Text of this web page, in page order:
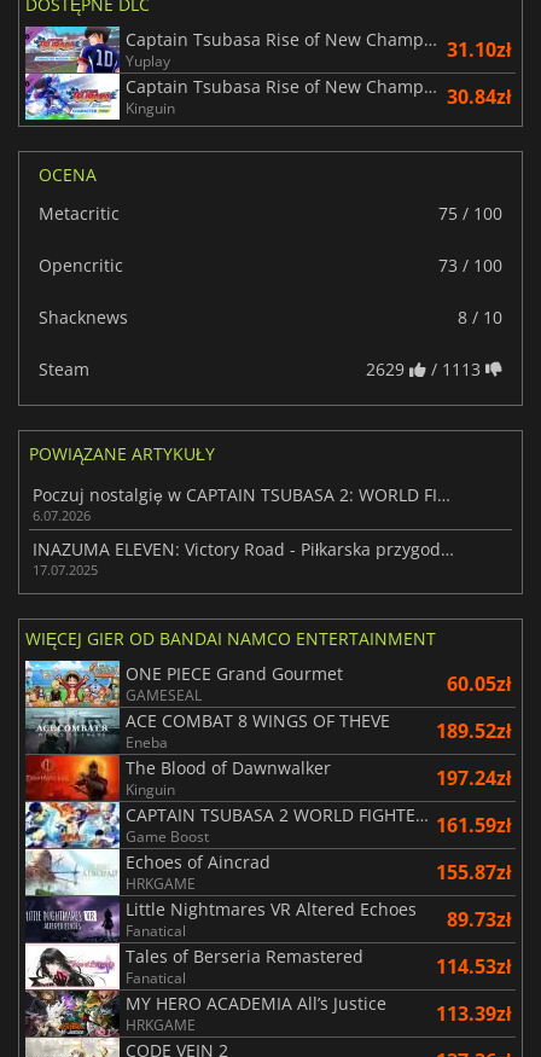
Captain Tsubasa Rise of New Champions Character Mission Pass
Yuplay 31.10zł
Captain Tsubasa Rise of New Champions Character Pass
Kinguin 30.84zł
OCENA
Metacritic
75 / 100
Opencritic 73 / 100
Shacknews 8 / 10
Steam 2629 / 1113
POWIĄZANE ARTYKUŁY
Poczuj nostalgię w CAPTAIN TSUBASA 2: WORLD FIGHTERS
6.07.2026
INAZUMA ELEVEN: Victory Road - Piłkarska przygoda zmienia zasady gry
17.07.2025
WIĘCEJ GIER OD BANDAI NAMCO ENTERTAINMENT
ONE PIECE Grand Gourmet
GAMESEAL 60.05zł
ACE COMBAT 8 WINGS OF THEVE
Eneba 189.52zł
The Blood of Dawnwalker
Kinguin 197.24zł
CAPTAIN TSUBASA 2 WORLD FIGHTERS
Game Boost 161.59zł
Echoes of Aincrad
HRKGAME 155.87zł
Little Nightmares VR Altered Echoes
Fanatical 89.73zł
Tales of Berseria Remastered
Fanatical 114.53zł
MY HERO ACADEMIA All’s Justice
HRKGAME 113.39zł
CODE VEIN 2